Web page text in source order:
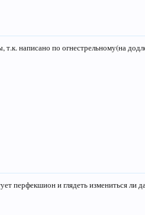
написано по огнестрельному(на
перфекшион и глядеть измениться ли